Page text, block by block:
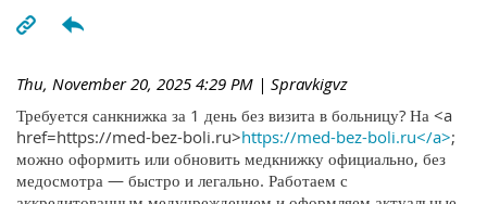
Thu, November 20, 2025 4:29 PM | Spravkigvz
Требуется санкнижка за 1 день без визита в больницу? На <a
href=https://med-bez-boli.ru>https://med-bez-boli.ru</a>;
можно оформить или обновить медкнижку официально, без
медосмотра — быстро и легально. Работаем с